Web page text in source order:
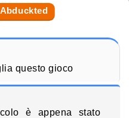
Abduckted
questo gioco
è appena stato